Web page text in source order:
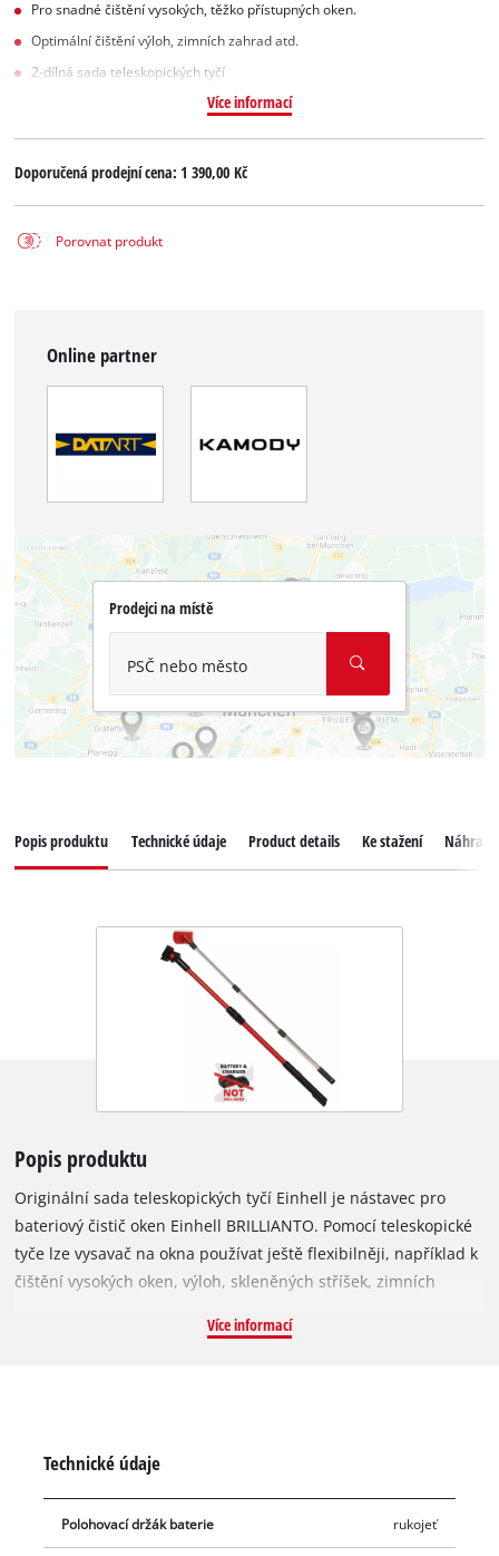
Pro snadné čištění vysokých, těžko přístupných oken.
Optimální čištění výloh, zimních zahrad atd.
2-dílná sada teleskopických tyčí
Více informací
Doporučená prodejní cena:1 390,00 Kč
Porovnat produkt
Online partner
Prodejci na místě
PSČ nebo město
Popis produktu Technické údaje Product details Ke stažení
Popis produktu
Originální sada teleskopických tyčí Einhell je nástavec pro
bateriový čistič oken Einhell BRILLIANTO. Pomocí teleskopické
tyče lze vysavač na okna používat ještě flexibilněji, například k
čištění vysokých oken, výloh, skleněných stříšek, zimních
Sada se skládá z utěrky z mikrovlákna a dvou teleskopických
jeho bateriového držáku. Potřebná baterie Power X-Change se
pak vloží na spodní konec teleskopické tyče, čímž se
optimalizuje rozložení hmotnosti. K dispozici je také vypínač
Více informací
Technické údaje
Polohovací držák baterie rukojeť